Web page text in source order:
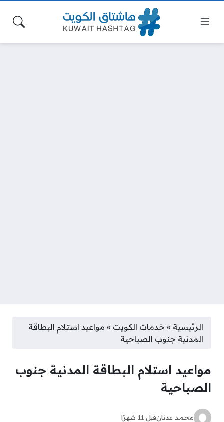
الرئيسية » خدمات الكويت » مواعيد استلام البطاقة
المدنية جنوب الصباحية
مواعيد استلام البطاقة المدنية جنوب
الصباحية
محمد عدنانقبل 11 شهرًا